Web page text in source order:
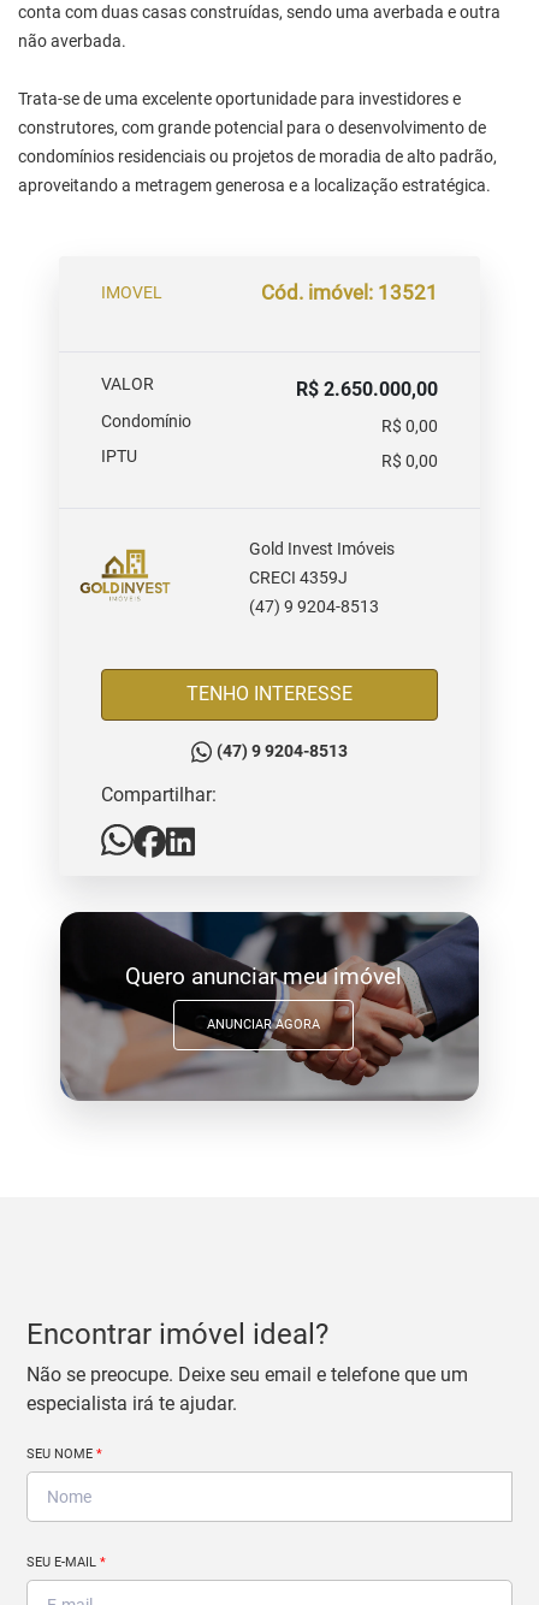
conta com duas casas construídas, sendo uma averbada e outra
não averbada.
Trata-se de uma excelente oportunidade para investidores e
construtores, com grande potencial para o desenvolvimento de
condomínios residenciais ou projetos de moradia de alto padrão,
aproveitando a metragem generosa e a localização estratégica.
IMOVEL Cód. imóvel: 13521
VALOR R$ 2.650.000,00
Condomínio
R$ 0,00
IPTU
R$ 0,00
Gold Invest Imóveis
CRECI 4359J
(47) 9 9204-8513
TENHO INTERESSE
(47) 9 9204-8513
Compartilhar:
Quero anunciar meu imóvel
ANUNCIAR AGORA
Encontrar imóvel ideal?
Não se preocupe. Deixe seu email e telefone que um
especialista irá te ajudar.
SEU NOME*
SEU E-MAIL*